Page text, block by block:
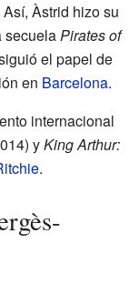
Àstrid hizo su
secuelaPirates of
el papel de
en Barcelona.
internacional
yKing Arthur:
.